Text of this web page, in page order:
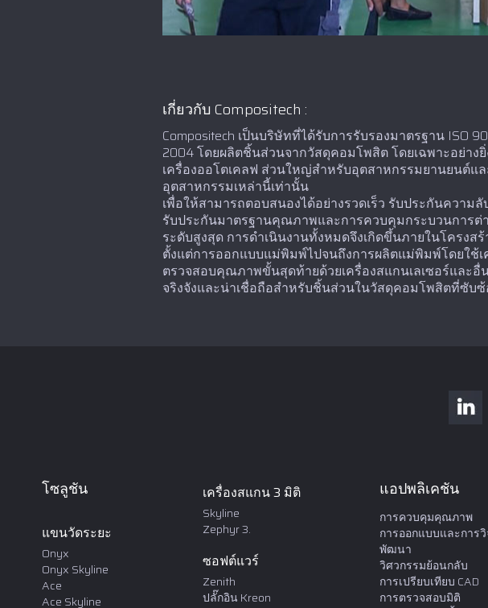
เกี่ยวกับ Compositech :
Compositech เป็นบริษัทที่ได้รับการรับรองมาตรฐาน ISO
2004 โดยผลิตชิ้นส่วนจากวัสดุคอมโพสิต โดยเฉพาะอย่าง
เครื่องออโตเคลฟ ส่วนใหญ่สำหรับอุตสาหกรรมยานยนต์แ
อุตสาหกรรมเหล่านี้เท่านั้น
เพื่อให้สามารถตอบสนองได้อย่างรวดเร็ว รับประกันควา
รับประกันมาตรฐานคุณภาพและการควบคุมกระบวนการต่
ระดับสูงสุด การดำเนินงานทั้งหมดจึงเกิดขึ้นภายในโครงสร้
ตั้งแต่การออกแบบแม่พิมพ์ไปจนถึงการผลิตแม่พิมพ์โดยใช้
ตรวจสอบคุณภาพขั้นสุดท้ายด้วยเครื่องสแกนเลเซอร์และอื่
จริงจังและน่าเชื่อถือสำหรับชิ้นส่วนในวัสดุคอมโพสิตที่ซับ
โซลูชัน
แขนวัดระยะ
Onyx
Onyx Skyline
Ace
Ace Skyline
เครื่องสแกน 3 มิติ
Skyline
Zephyr 3.
ซอฟต์แวร์
Zenith
ปลั๊กอิน Kreon
แอปพลิเคชัน
การควบคุมคุณภาพ
การออกแบบและการ
พัฒนา
วิศวกรรมย้อนกลับ
การเปรียบเทียบ CAD
การตรวจสอบมิติ